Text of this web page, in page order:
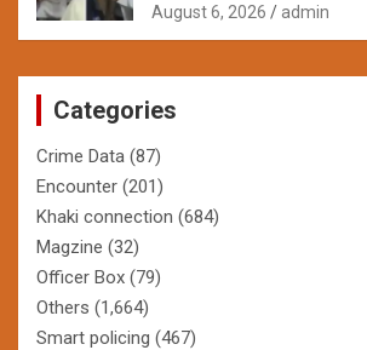
August 6, 2026 admin
Categories
Crime Data (87)
Encounter (201)
Khaki connection (684)
Magzine (32)
Officer Box (79)
Others (1,664)
Smart policing (467)